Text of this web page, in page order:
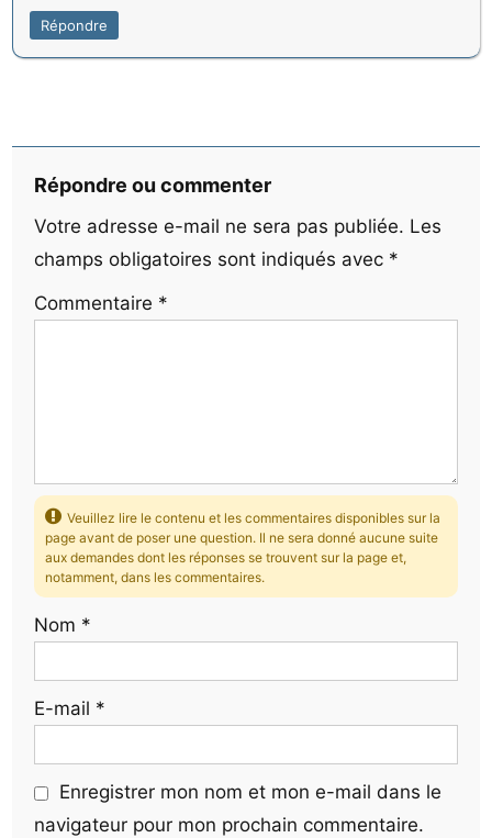
Répondre
Répondre ou commenter
Votre adresse e-mail ne sera pas publiée. Les
champs obligatoires sont indiqués avec *
Commentaire *
Veuillez lire le contenu et les commentaires disponibles sur la
page avant de poser une question. Il ne sera donné aucune suite
aux demandes dont les réponses se trouvent sur la page et,
notamment, dans les commentaires.
Nom *
E-mail *
Enregistrer mon nom et mon e-mail dans le
navigateur pour mon prochain commentaire.